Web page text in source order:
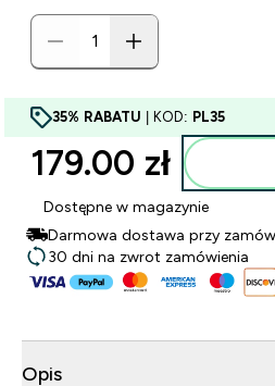
35% RABATU | KOD: PL35
179.00 zł‎
Dostępne w magazynie
Darmowa dostawa przy
30 dni na zwrot zamówienia
Opis